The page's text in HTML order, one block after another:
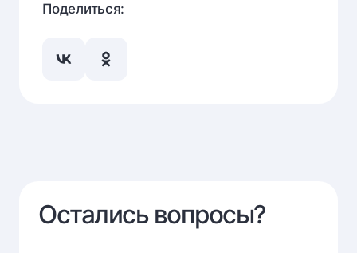
Поделиться:
Остались вопросы?